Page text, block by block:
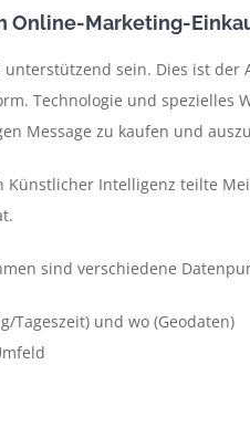
Online-Marketing-
sein. Dies ist
Technologie und
Message zu kaufen und
Intelligenz teilte
sind verschiedene
Tageszeit) und wo (Geodaten)